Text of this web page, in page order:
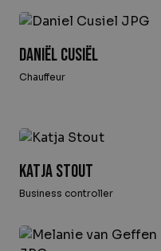
Daniël Cusiël
Chauffeur
Katja Stout
Business controller